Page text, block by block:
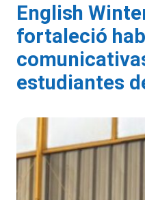
English
fortaleció
estudiantes